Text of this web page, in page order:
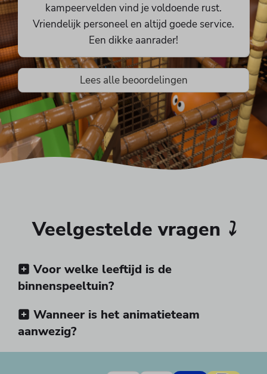
kampeervelden vind je voldoende rust.
Vriendelijk personeel en altijd goede service.
Een dikke aanrader!
Lees alle beoordelingen
Veelgestelde vragen ⤵
Voor welke leeftijd is de
binnenspeeltuin?
Wanneer is het animatieteam
aanwezig?